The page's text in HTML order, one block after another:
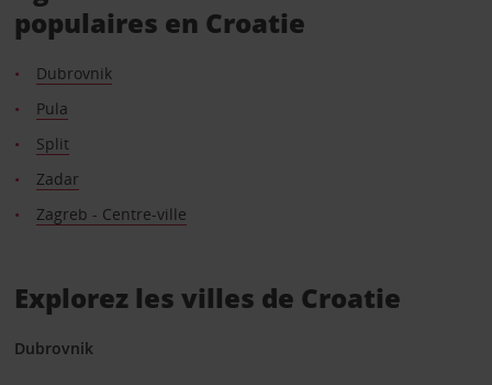
populaires en Croatie
Dubrovnik
Pula
Split
Zadar
Zagreb - Centre-ville
Explorez les villes de Croatie
Dubrovnik